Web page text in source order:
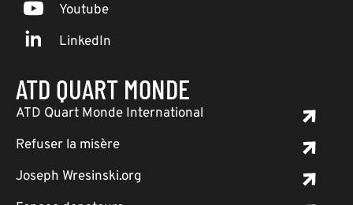
Youtube
LinkedIn
ATD QUART MONDE
ATD Quart Monde International
Refuser la misère
Joseph Wresinski.org